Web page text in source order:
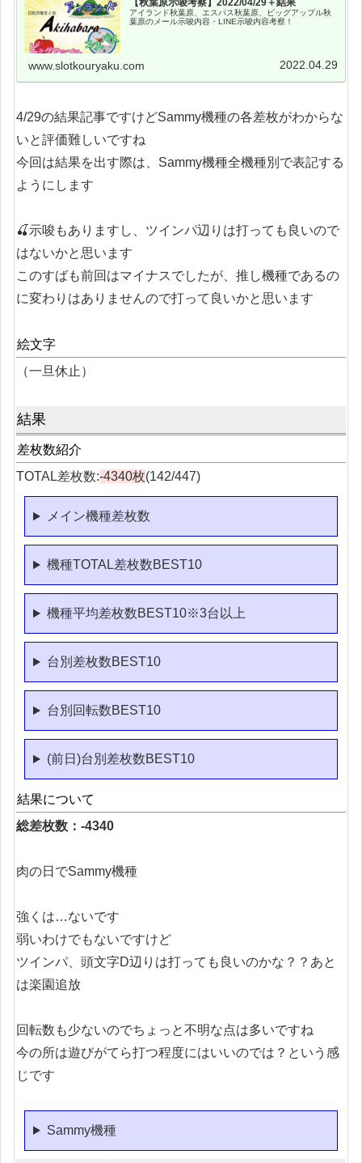
【秋葉原示唆考察】2022/04/29＋結果
アイランド秋葉原、エスパス秋葉原、ビッグアップル秋
葉原のメール示唆内容・LINE示唆内容考察！
www.slotkouryaku.com 2022.04.29
4/29の結果記事ですけどSammy機種の各差枚がわからな
いと評価難しいですね
今回は結果を出す際は、Sammy機種全機種別で表記する
ようにします
🍒示唆もありますし、ツインパ辺りは打っても良いので
はないかと思います
このすばも前回はマイナスでしたが、推し機種であるの
に変わりはありませんので打って良いかと思います
絵文字
（一旦休止）
結果
差枚数紹介
TOTAL差枚数:-4340枚(142/447)
メイン機種差枚数
機種TOTAL差枚数BEST10
機種平均差枚数BEST10※3台以上
台別差枚数BEST10
台別回転数BEST10
(前日)台別差枚数BEST10
結果について
総差枚数：-4340
肉の日でSammy機種
強くは…ないです
弱いわけでもないですけど
ツインパ、頭文字D辺りは打っても良いのかな？？あと
は楽園追放
回転数も少ないのでちょっと不明な点は多いですね
今の所は遊びがてら打つ程度にはいいのでは？という感
じです
Sammy機種